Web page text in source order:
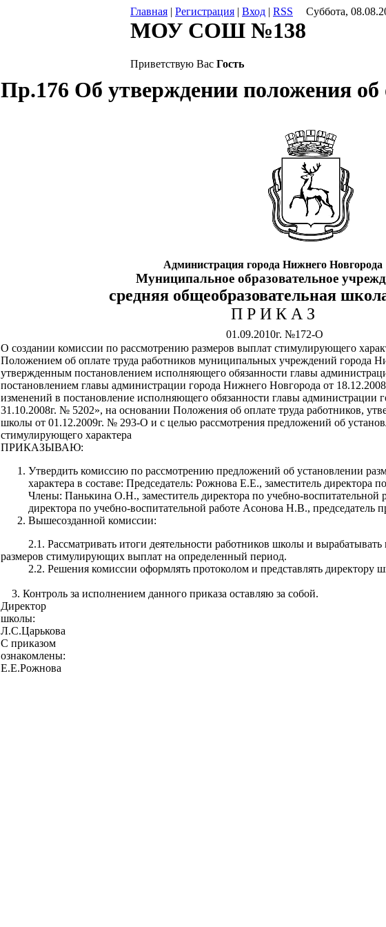
Главная | Регистрация | Вход | RSS Суббота,
МОУ СОШ №138
Приветствую Вас Гость
Пр.176 Об утверждении положения об
Администрация города Нижнего Новгорода
Муниципальное образовательное
средняя общеобразовательная
П Р И К А З
01.09.2010г. №172-О
О создании комиссии по рассмотрению размеров выплат стимулирующего
Положением об оплате труда работников муниципальных учреждений города
утвержденным постановлением исполняющего обязанности главы
постановлением главы администрации города Нижнего Новгорода от
изменений в постановление исполняющего обязанности главы администрации
31.10.2008г. № 5202», на основании Положения об оплате труда работников,
школы от 01.12.2009г. № 293-О и с целью рассмотрения предложений об
стимулирующего характера
ПРИКАЗЫВАЮ:
Утвердить комиссию по рассмотрению предложений об установлении
характера в составе: Председатель: Рожнова Е.Е., заместитель директора
Члены: Панькина О.Н., заместитель директора по учебно-воспитательной
директора по учебно-воспитательной работе Асонова Н.В., председатель
Вышесозданной комиссии:
2.1. Рассматривать итоги деятельности работников школы и вырабатывать
размеров стимулирующих выплат на определенный период.
2.2. Решения комиссии оформлять протоколом и представлять директору
3. Контроль за исполнением данного приказа оставляю за собой.
Директор
Л.С.Царькова
С приказом
Е.Е.Рожнова